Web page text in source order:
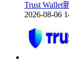
Trust Wallet
2026-08-06